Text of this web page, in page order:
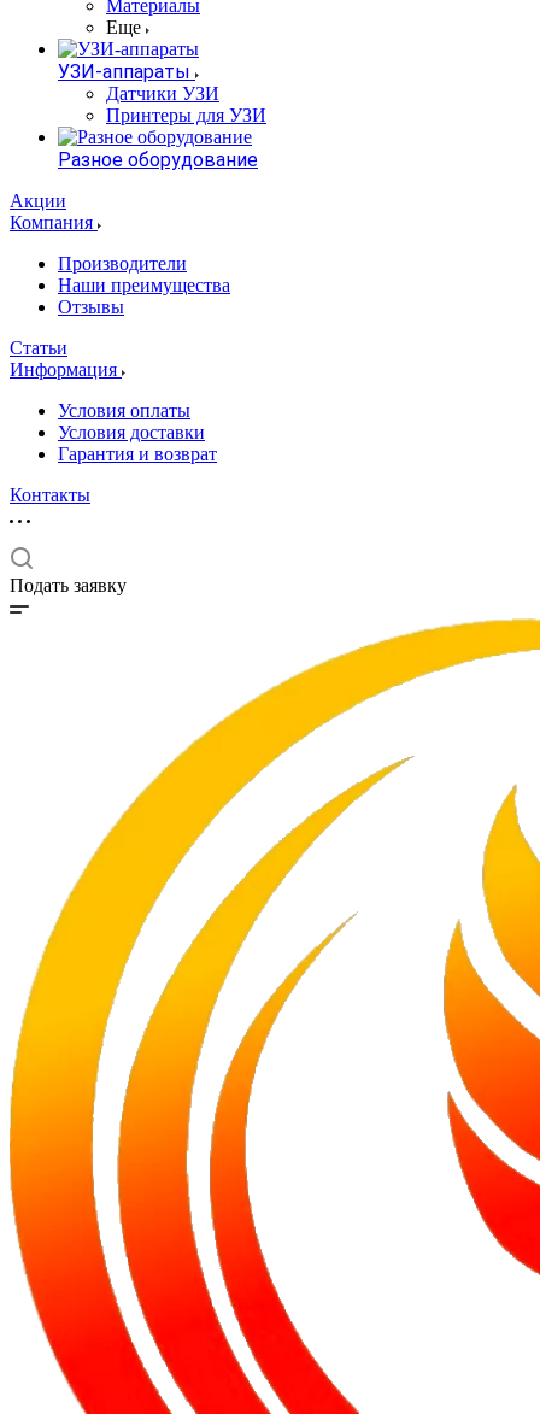
Материалы
Еще
УЗИ-аппараты
Датчики УЗИ
Принтеры для УЗИ
Разное оборудование
Акции
Компания
Производители
Наши преимущества
Отзывы
Статьи
Информация
Условия оплаты
Условия доставки
Гарантия и возврат
Контакты
Подать заявку